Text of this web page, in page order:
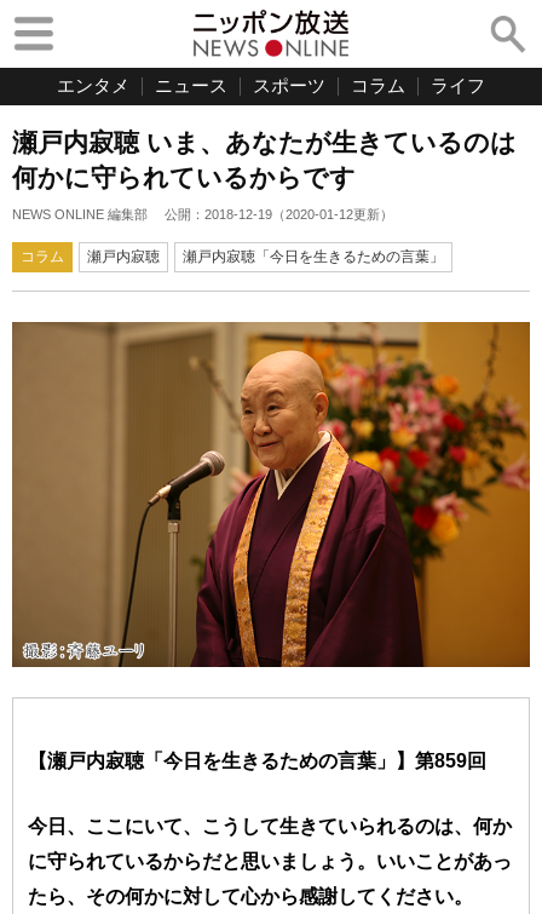
エンタメ ニュース スポーツ コラム ライフ
瀬戸内寂聴 いま、あなたが生きているのは
何かに守られているからです
NEWS ONLINE 編集部 公開： 2018-12-19 （2020-01-12更新）
コラム 瀬戸内寂聴 瀬戸内寂聴「今日を生きるための言葉」
【瀬戸内寂聴「今日を生きるための言葉」】第859回
今日、ここにいて、こうして生きていられるのは、何か
に守られているからだと思いましょう。いいことがあっ
たら、その何かに対して心から感謝してください。